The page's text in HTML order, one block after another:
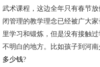
武术课程，这边全年只有春节
闭管理的教学理念已经被广大
里学习和锻炼，但是没有接触
不明白的地方。比如孩子到河南
多少钱?